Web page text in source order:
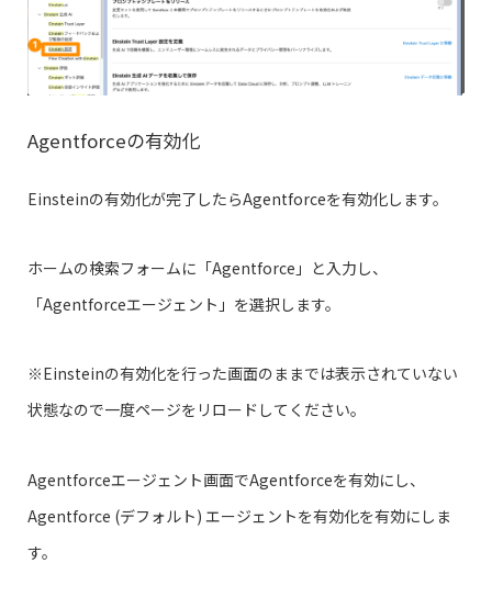
Agentforceの有効化
Einsteinの有効化が完了したらAgentforceを有効化します。
ホームの検索フォームに「Agentforce」と入力し、
「Agentforceエージェント」を選択します。
※Einsteinの有効化を行った画面のままでは表示されていない
状態なので一度ページをリロードしてください。
Agentforceエージェント画面でAgentforceを有効にし、
Agentforce (デフォルト) エージェントを有効化を有効にしま
す。